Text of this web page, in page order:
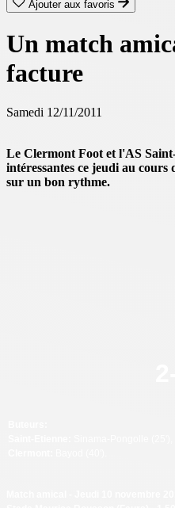
Ajouter aux favoris
Un match
facture
Samedi 12/11/2011
Le Clermont Foot et l'AS
intéressantes ce jeudi au
sur un bon rythme.